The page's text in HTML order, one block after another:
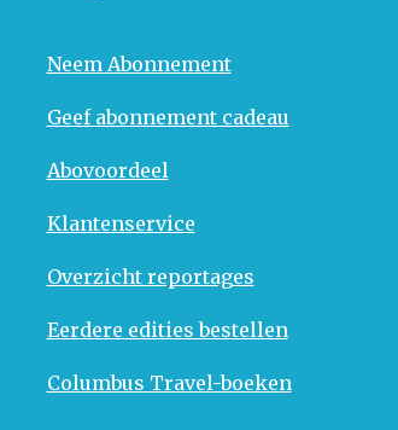
Neem Abonnement
Geef abonnement cadeau
Abovoordeel
Klantenservice
Overzicht reportages
Eerdere edities bestellen
Columbus Travel-boeken